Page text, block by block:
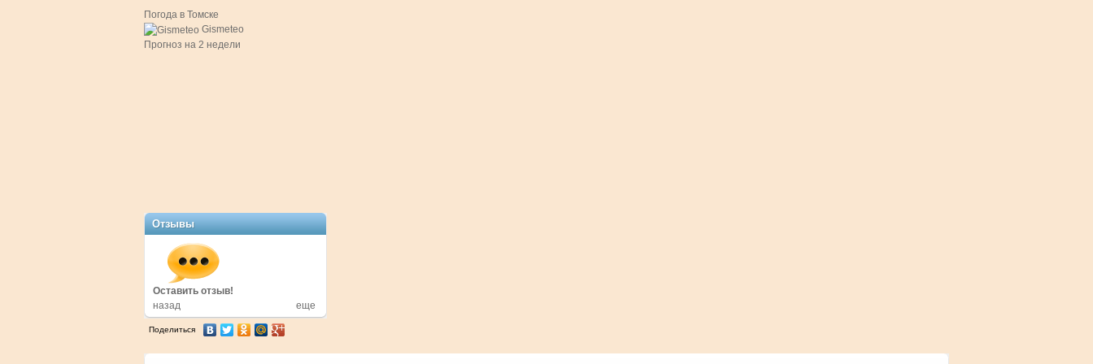
Погода в Томске
Gismeteo
Прогноз на 2 недели
Отзывы
Оставить отзыв!
назад
еще
Поделиться